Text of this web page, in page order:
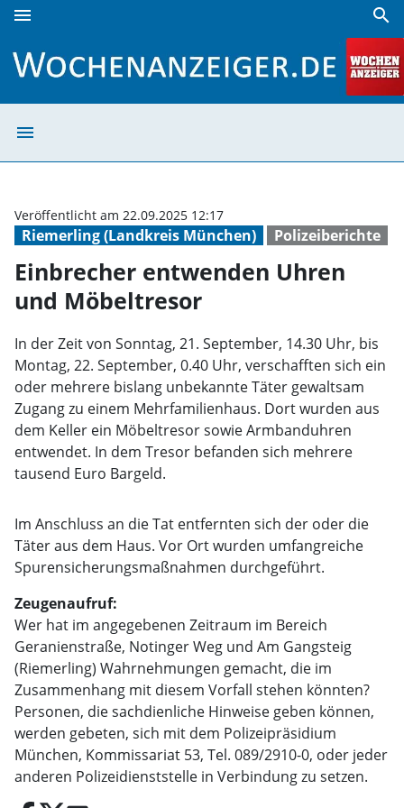
menu search
menu
Riemerling (Landkreis München) Polizeiberichte
Veröffentlicht am 22.09.2025 12:17
Einbrecher entwenden Uhren
und Möbeltresor
In der Zeit von Sonntag, 21. September, 14.30 Uhr, bis
Montag, 22. September, 0.40 Uhr, verschafften sich ein
oder mehrere bislang unbekannte Täter gewaltsam
Zugang zu einem Mehrfamilienhaus. Dort wurden aus
dem Keller ein Möbeltresor sowie Armbanduhren
entwendet. In dem Tresor befanden sich mehrere
tausend Euro Bargeld.
Im Anschluss an die Tat entfernten sich der oder die
Täter aus dem Haus. Vor Ort wurden umfangreiche
Spurensicherungsmaßnahmen durchgeführt.
Zeugenaufruf:
Wer hat im angegebenen Zeitraum im Bereich
Geranienstraße, Notinger Weg und Am Gangsteig
(Riemerling) Wahrnehmungen gemacht, die im
Zusammenhang mit diesem Vorfall stehen könnten?
Personen, die sachdienliche Hinweise geben können,
werden gebeten, sich mit dem Polizeipräsidium
München, Kommissariat 53, Tel. 089/2910-0, oder jeder
anderen Polizeidienststelle in Verbindung zu setzen.